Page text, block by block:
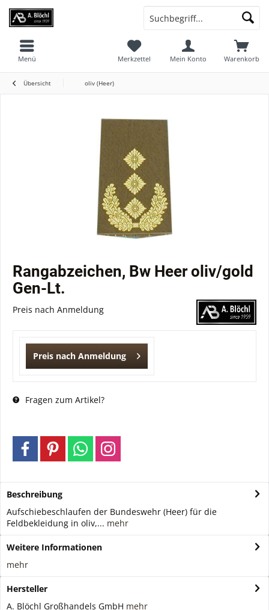
Warenkorb
Merkzettel Mein Konto
Menü
Übersicht oliv (Heer)
Rangabzeichen, Bw Heer oliv/gold
Gen-Lt.
Preis nach Anmeldung
Preis nach Anmeldung
Fragen zum Artikel?
Beschreibung
Aufschiebeschlaufen der Bundeswehr (Heer) für die
Feldbekleidung in oliv,... mehr
Weitere Informationen
mehr
Hersteller
A. Blöchl Großhandels GmbH mehr